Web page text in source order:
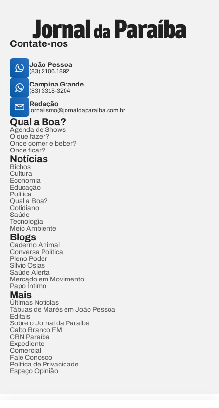
Contate-nos
João Pessoa
(83) 2106.1892
Campina Grande
(83) 3315-3204
Redação
jornalismo@jornaldaparaiba.com.br
Qual a Boa?
Agenda de Shows
O que fazer?
Onde comer e beber?
Onde ficar?
Notícias
Bichos
Cultura
Economia
Educação
Política
Qual a Boa?
Cotidiano
Saúde
Tecnologia
Meio Ambiente
Blogs
Caderno Animal
Conversa Política
Pleno Poder
Sílvio Osias
Saúde Alerta
Mercado em Movimento
Papo Íntimo
Mais
Últimas Notícias
Tábuas de Marés em João Pessoa
Editais
Sobre o Jornal da Paraíba
Cabo Branco FM
CBN Paraíba
Expediente
Comercial
Fale Conosco
Política de Privacidade
Espaço Opinião